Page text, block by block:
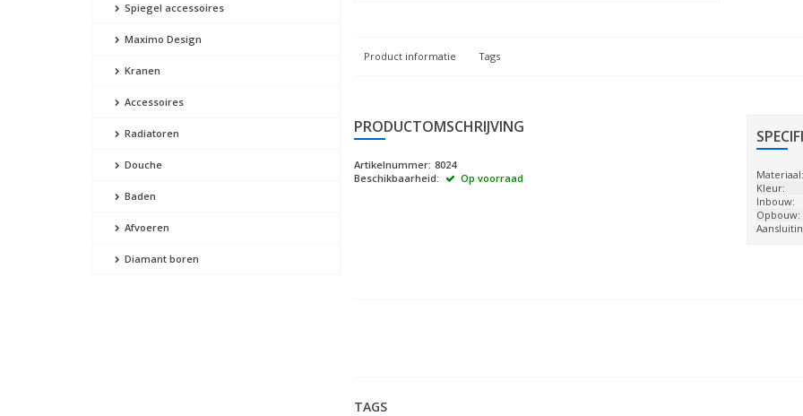
Spiegel accessoires
Maximo Design
Kranen
Accessoires
Radiatoren
Douche
Baden
Afvoeren
Diamant boren
Product informatie Tags
PRODUCTOMSCHRIJVING
Artikelnummer: 8024
Beschikbaarheid:
Op voorraad Materiaal:
Kleur:
Inbouw:
Opbouw:
TAGS